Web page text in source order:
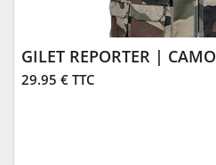
GILET REPORTER | CAMO
29.95 € TTC